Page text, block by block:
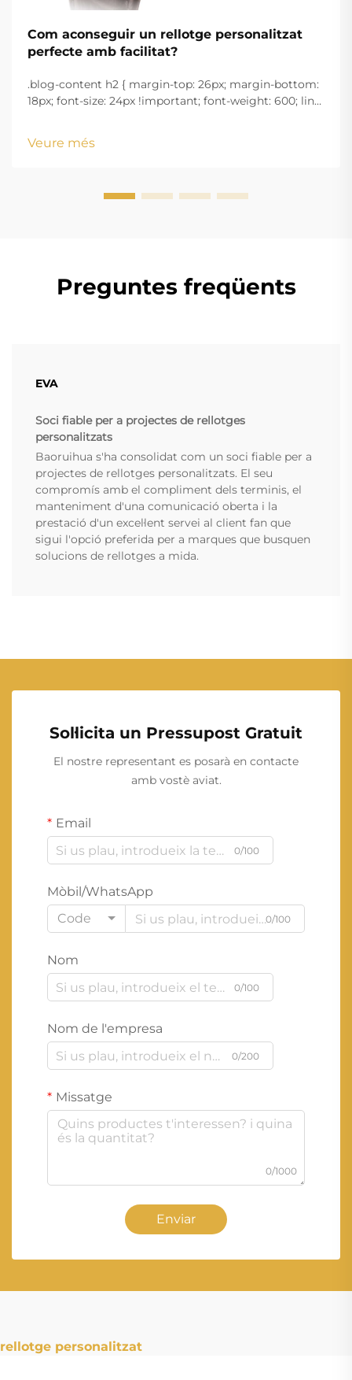
Com aconseguir un rellotge personalitzat
perfecte amb facilitat?
.blog-content h2 { margin-top: 26px; margin-bottom:
18px; font-size: 24px !important; font-weight: 600; line-
w...
Veure més
Preguntes freqüents
EVA
Soci fiable per a projectes de rellotges
personalitzats
Baoruihua s'ha consolidat com un soci fiable per a
projectes de rellotges personalitzats. El seu
compromís amb el compliment dels terminis, el
manteniment d'una comunicació oberta i la
prestació d'un excel·lent servei al client fan que
sigui l'opció preferida per a marques que busquen
solucions de rellotges a mida.
Sol·licita un Pressupost Gratuit
El nostre representant es posarà en contacte
amb vostè aviat.
Email
0/100
Mòbil/WhatsApp
Code
0/100
Nom
0/100
Nom de l'empresa
0/200
Missatge
0/1000
Enviar
rellotge personalitzat